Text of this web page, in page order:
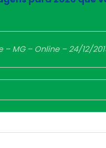
MG – Online – 24/12/